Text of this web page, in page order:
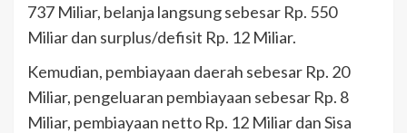
737 Miliar, belanja langsung sebesar Rp. 550
Miliar dan surplus/defisit Rp. 12 Miliar.
Kemudian, pembiayaan daerah sebesar Rp. 20
Miliar, pengeluaran pembiayaan sebesar Rp. 8
Miliar, pembiayaan netto Rp. 12 Miliar dan Sisa